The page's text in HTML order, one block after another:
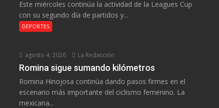
Este miércoles continúa la actividad de la Leagues Cup
con su segundo día de partidos y...
DEPORTES
agosto 4, 2026 La Redacción
Romina sigue sumando kilómetros
Romina Hinojosa continúa dando pasos firmes en el
escenario más importante del ciclismo femenino. La
mexicana...